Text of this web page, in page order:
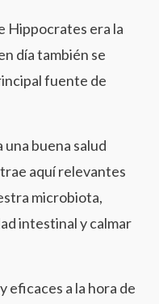
Hippocrates era la
día también se
fuente de
una buena salud
aquí relevantes
microbiota,
intestinal y calmar
eficaces a la hora de